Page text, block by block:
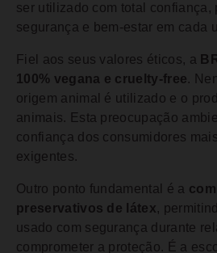
ser utilizado com total confiança,
segurança e bem-estar em cada
Fiel aos seus valores éticos, a
100% vegana e cruelty-free.
origem animal é utilizado e o
animais. Esta preocupação
confiança dos consumidores
exigentes.
Outro ponto fundamental é a
preservativos de látex,
usado com segurança durante
comprometer a proteção. É a